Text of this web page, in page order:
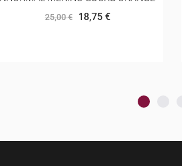
30,00 € 27,00 €